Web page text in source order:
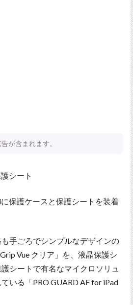
が含まれます。
保護ケースと保護シートを装着
手ごろでシンプルなデザインの
Vue クリア」を、液晶保護シ
シートで有名なマイクロソリュ
いる「PRO GUARD AF for iPad